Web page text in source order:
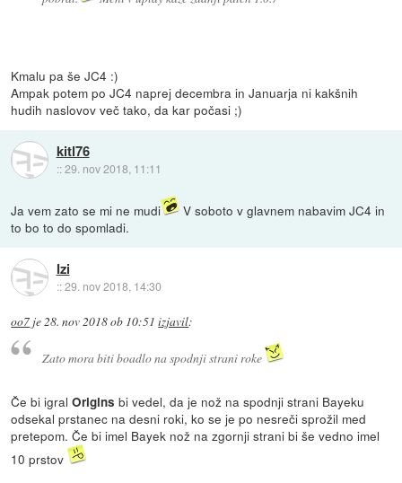
Kmalu pa še JC4 :)
Ampak potem po JC4 naprej decembra in Januarja ni kakšnih
hudih naslovov več tako, da kar počasi ;)
kitl76
::29. nov 2018, 11:11
Ja vem zato se mi ne mudi
V soboto v glavnem nabavim JC4 in
to bo to do spomladi.
Izi
::29. nov 2018, 14:30
oo7 je28. nov 2018 ob 10:51 izjavil:
Zato mora biti boadlo na spodnji strani roke
Če bi igralOrigins bi vedel, da je nož na spodnji strani Bayeku
odsekal prstanec na desni roki, ko se je po nesreči sprožil med
pretepom. Če bi imel Bayek nož na zgornji strani bi še vedno imel
10 prstov